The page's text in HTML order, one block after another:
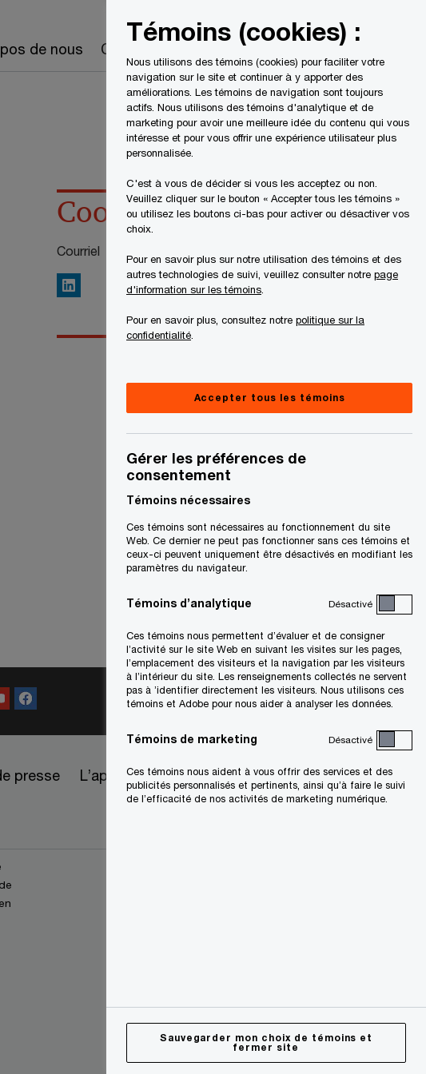
de nous Carrières Recherche
Coordonnées
Courriel
LinkedIn
presse
L’approvisionnement chez PwC
Témoins (cookies) :
Nous utilisons des témoins (cookies) pour faciliter votre
navigation sur le site et continuer à y apporter des
améliorations. Les témoins de navigation sont toujours
actifs. Nous utilisons des témoins d'analytique et de
marketing pour avoir une meilleure idée du contenu qui vous
intéresse et pour vous offrir une expérience utilisateur plus
personnalisée.
C'est à vous de décider si vous les acceptez ou non.
Veuillez cliquer sur le bouton « Accepter tous les témoins »
ou utilisez les boutons ci-bas pour activer ou désactiver vos
choix.
Pour en savoir plus sur notre utilisation des témoins et des
autres technologies de suivi, veuillez consulter notre page
d'information sur les témoins
Pour en savoir plus, consultez notre politique sur la
confidentialité
Accepter tous les témoins
Gérer les préférences de
consentement
Témoins nécessaires
Ces témoins sont nécessaires au fonctionnement du site
Web. Ce dernier ne peut pas fonctionner sans ces témoins et
ceux-ci peuvent uniquement être désactivés en modifiant les
paramètres du navigateur.
Témoins d’analytique Désactivé
Ces témoins nous permettent d’évaluer et de consigner
l’activité sur le site Web en suivant les visites sur les pages,
l’emplacement des visiteurs et la navigation par les visiteurs
à l’intérieur du site. Les renseignements collectés ne servent
pas à ’identifier directement les visiteurs. Nous utilisons ces
témoins et Adobe pour nous aider à analyser les données.
Témoins de marketing Désactivé
Ces témoins nous aident à vous offrir des services et des
publicités personnalisés et pertinents, ainsi qu’à faire le suivi
de l’efficacité de nos activités de marketing numérique.
Sauvegarder mon choix de témoins et
fermer site